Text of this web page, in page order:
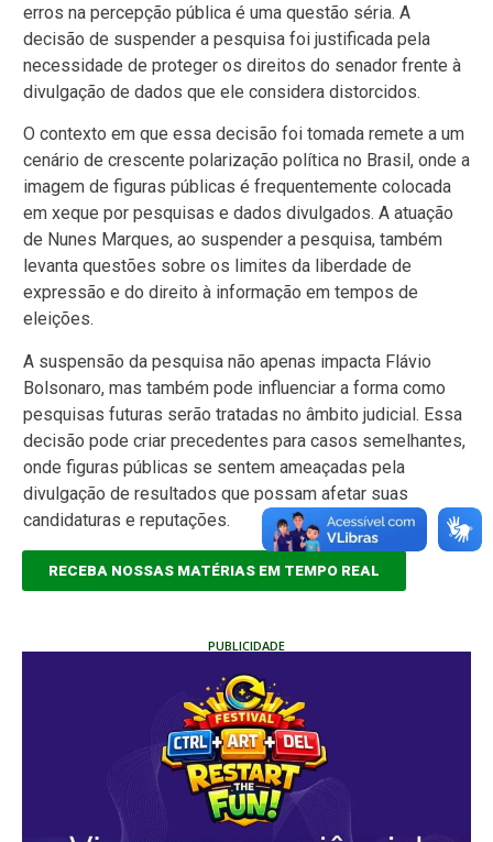
erros na percepção pública é uma questão séria. A
decisão de suspender a pesquisa foi justificada pela
necessidade de proteger os direitos do senador frente à
divulgação de dados que ele considera distorcidos.
O contexto em que essa decisão foi tomada remete a um
cenário de crescente polarização política no Brasil, onde a
imagem de figuras públicas é frequentemente colocada
em xeque por pesquisas e dados divulgados. A atuação
de Nunes Marques, ao suspender a pesquisa, também
levanta questões sobre os limites da liberdade de
expressão e do direito à informação em tempos de
eleições.
A suspensão da pesquisa não apenas impacta Flávio
Bolsonaro, mas também pode influenciar a forma como
pesquisas futuras serão tratadas no âmbito judicial. Essa
decisão pode criar precedentes para casos semelhantes,
onde figuras públicas se sentem ameaçadas pela
divulgação de resultados que possam afetar suas
candidaturas e reputações.
RECEBA NOSSAS MATÉRIAS EM TEMPO REAL
PUBLICIDADE